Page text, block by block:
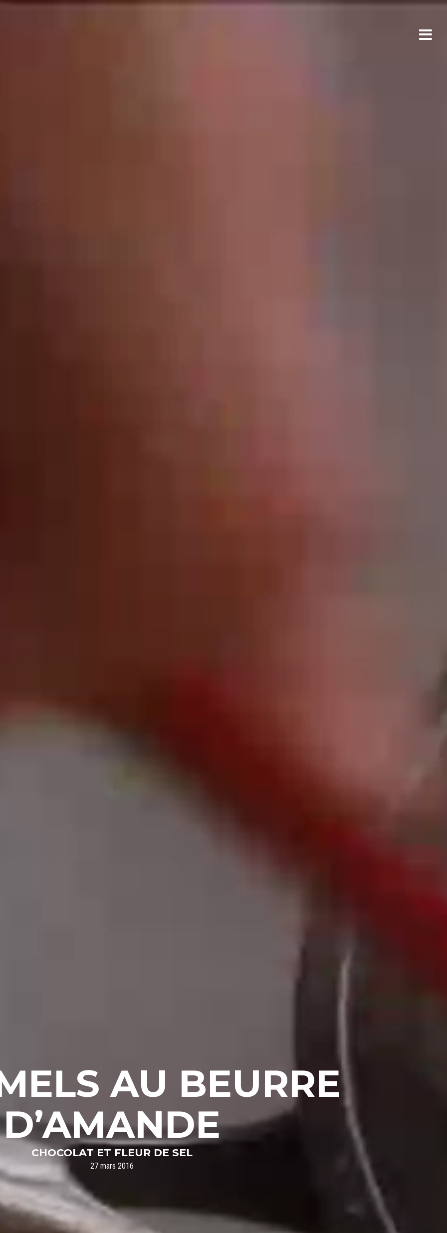
AU BEURRE
D’AMANDE
CHOCOLAT ET FLEUR DE SEL
27 mars 2016